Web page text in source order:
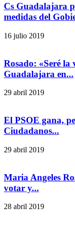
Cs Guadalajara
medidas del
16 julio 2019
Rosado: «Seré la
Guadalajara en...
29 abril 2019
El PSOE gana,
Ciudadanos...
29 abril 2019
Maria Angeles
votar y...
28 abril 2019